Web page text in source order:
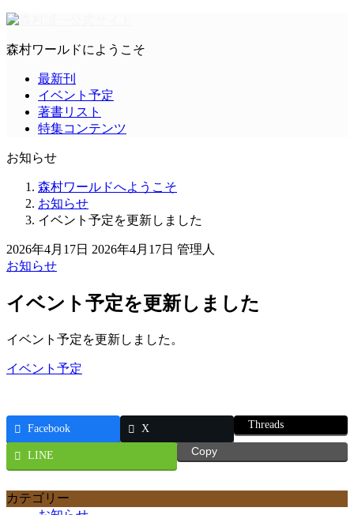
森村ワールドにようこそ
最新刊
イベント予定
著書リスト
特集コンテンツ
お知らせ
森村ワールドへようこそ
お知らせ
イベント予定を更新しました
2026年4月17日 2026年4月17日 管理人
お知らせ
イベント予定を更新しました
イベント予定を更新しました。
イベント予定
Facebook X Threads
LINE Copy
カテゴリー